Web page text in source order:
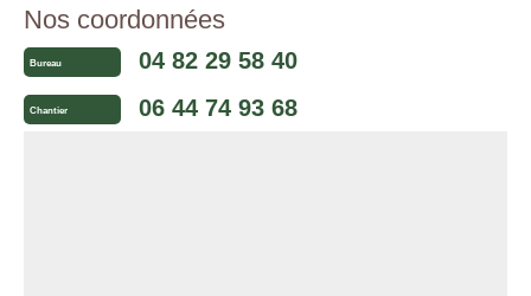
Nos coordonnées
Bureau 04 82 29 58 40
Chantier 06 44 74 93 68